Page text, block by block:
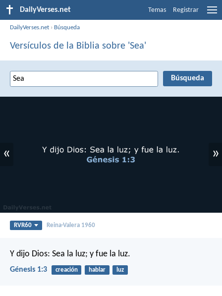
DailyVerses.net Temas Registrar
DailyVerses.net › Búsqueda
Versículos de la Biblia sobre 'Sea'
« »
RVR60 Reina-Valera 1960
Y dijo Dios: Sea la luz; y fue la luz.
Génesis 1:3 creación hablar luz